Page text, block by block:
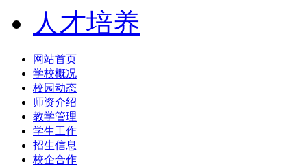
人才培养
网站首页
学校概况
校园动态
师资介绍
教学管理
学生工作
招生信息
校企合作